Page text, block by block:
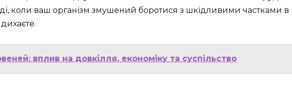
коли ваш організм змушений боротися з шкідливими частками в
вплив на довкілля, економіку та суспільство